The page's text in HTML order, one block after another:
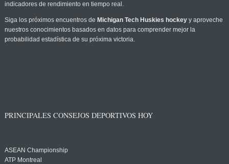
indicadores de rendimiento en tiempo real.
Siga los próximos encuentros de Michigan Tech Huskies hockeyy aproveche
nuestros conocimientos basados en datos para comprender mejor la
probabilidad estadística de su próxima victoria.
PRINCIPALES CONSEJOS DEPORTIVOS HOY
ASEAN Championship
ATP Montreal